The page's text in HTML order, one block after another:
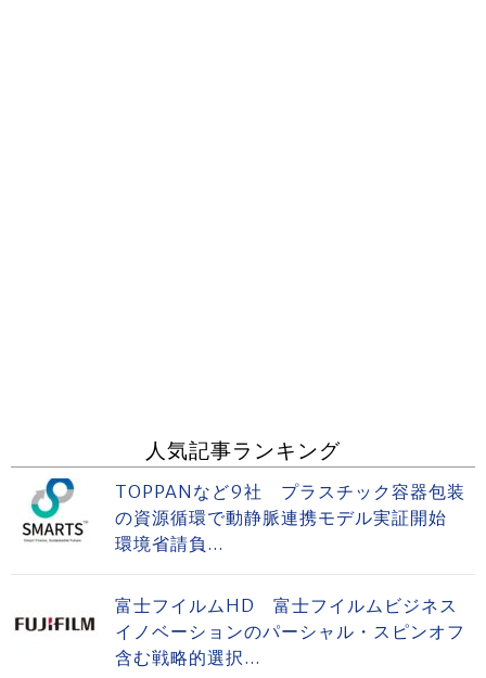
人気記事ランキング
TOPPANなど9社 プラスチック容器包装
の資源循環で動静脈連携モデル実証開始
環境省請負...
富士フイルムHD 富士フイルムビジネス
イノベーションのパーシャル・スピンオフ
含む戦略的選択...